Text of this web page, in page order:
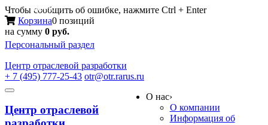
Чтобы сообщить об ошибке, нажмите Ctrl + Enter
Корзина0 позиций
на сумму 0 руб.
Персональный раздел
Центр отраслевой разработки
+ 7 (495) 777-25-43 otr@otr.rarus.ru
Toggle
Меню
Центр отраслевой
О нас›
О компании
Информация об